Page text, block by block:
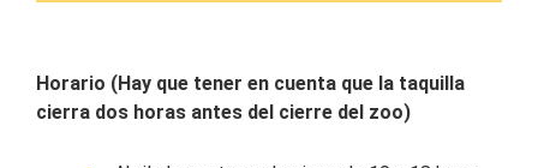
Horario (Hay que tener en cuenta que la taquilla
cierra dos horas antes del cierre del zoo)